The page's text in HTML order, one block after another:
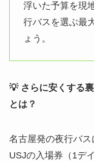
浮いた予算を現
行バスを選ぶ最
ょう。
💡 さらに安くする
とは？
名古屋発の夜行バ
USJの入場券（1デ